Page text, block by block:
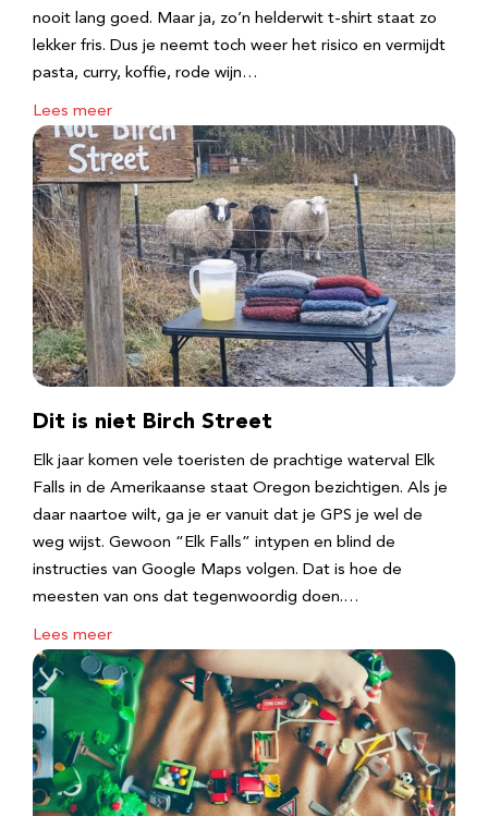
nooit lang goed. Maar ja, zo’n helderwit t-shirt staat zo
lekker fris. Dus je neemt toch weer het risico en vermijdt
pasta, curry, koffie, rode wijn…
Lees meer
Dit is niet Birch Street
Elk jaar komen vele toeristen de prachtige waterval Elk
Falls in de Amerikaanse staat Oregon bezichtigen. Als je
daar naartoe wilt, ga je er vanuit dat je GPS je wel de
weg wijst. Gewoon “Elk Falls” intypen en blind de
instructies van Google Maps volgen. Dat is hoe de
meesten van ons dat tegenwoordig doen.…
Lees meer